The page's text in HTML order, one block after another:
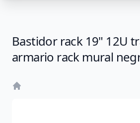
Bastidor rack 19" 12U
armario rack mural